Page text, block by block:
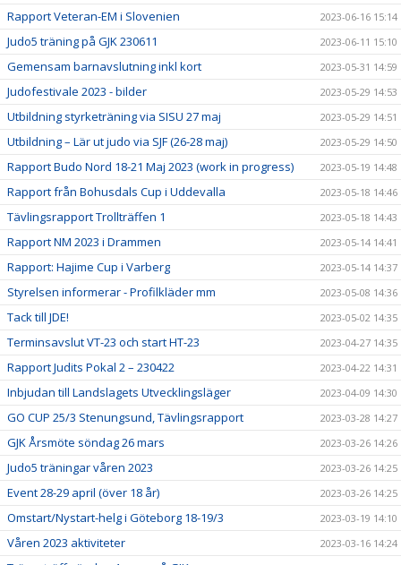
Rapport Veteran-EM i Slovenien 2023-06-16 15:14
Judo5 träning på GJK 230611 2023-06-11 15:10
Gemensam barnavslutning inkl kort 2023-05-31 14:59
Judofestivale 2023 - bilder 2023-05-29 14:53
Utbildning styrketräning via SISU 27 maj 2023-05-29 14:51
Utbildning – Lär ut judo via SJF (26-28 maj) 2023-05-29 14:50
Rapport Budo Nord 18-21 Maj 2023 (work in progress) 2023-05-19 14:48
Rapport från Bohusdals Cup i Uddevalla 2023-05-18 14:46
Tävlingsrapport Trollträffen 1 2023-05-18 14:43
Rapport NM 2023 i Drammen 2023-05-14 14:41
Rapport: Hajime Cup i Varberg 2023-05-14 14:37
Styrelsen informerar - Profilkläder mm 2023-05-08 14:36
Tack till JDE! 2023-05-02 14:35
Terminsavslut VT-23 och start HT-23 2023-04-27 14:35
Rapport Judits Pokal 2 – 230422 2023-04-22 14:31
Inbjudan till Landslagets Utvecklingsläger 2023-04-09 14:30
GO CUP 25/3 Stenungsund, Tävlingsrapport 2023-03-28 14:27
GJK Årsmöte söndag 26 mars 2023-03-26 14:26
Judo5 träningar våren 2023 2023-03-26 14:25
Event 28-29 april (över 18 år) 2023-03-26 14:25
Omstart/Nystart-helg i Göteborg 18-19/3 2023-03-19 14:10
Våren 2023 aktiviteter 2023-03-16 14:24